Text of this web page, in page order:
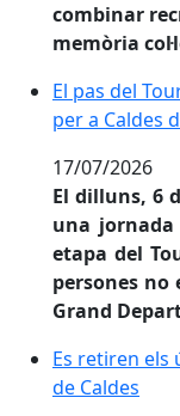
combinar
memòria
El pas del
El pas del
per a Caldes
17/07/2026
El dilluns, 6
una
etapa del
persones no
Grand
Es retiren els
Es retiren els
de Caldes